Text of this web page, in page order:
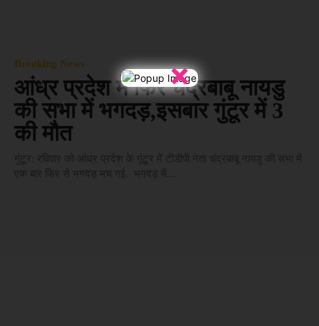
×
Breaking News
आंध्र प्रदेश में फिर चंद्रबाबू नायडु
की सभा में भगदड़,इसबार गुंटूर में 3
की मौत
गुंटूर: रविवार को आंध्र प्रदेश के गूंटूर में टीडीपी नेता चंद्रबाबू नायडु की सभा में
एक बार फिर से भगदड़ मच गई. भगदड़ में...